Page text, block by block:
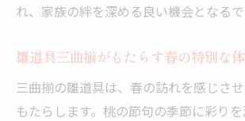
れ、家族の絆を深める良い機会となるで
雛道具三曲揃がもたらす春の特別な
三曲揃の雛道具は、春の訪れを感じさ
もたらします。桃の節句の季節に彩り